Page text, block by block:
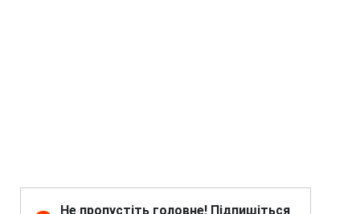
Не пропустіть головне! Підпишіться